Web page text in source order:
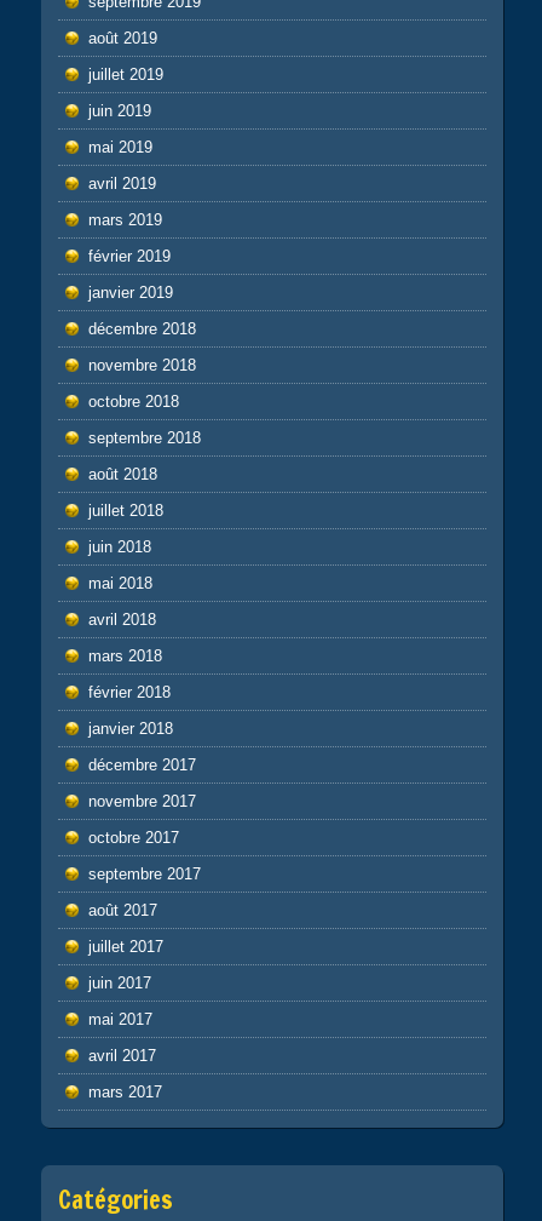
août 2019
juillet 2019
juin 2019
mai 2019
avril 2019
mars 2019
février 2019
janvier 2019
décembre 2018
novembre 2018
octobre 2018
septembre 2018
août 2018
juillet 2018
juin 2018
mai 2018
avril 2018
mars 2018
février 2018
janvier 2018
décembre 2017
novembre 2017
octobre 2017
septembre 2017
août 2017
juillet 2017
juin 2017
mai 2017
avril 2017
mars 2017
Catégories